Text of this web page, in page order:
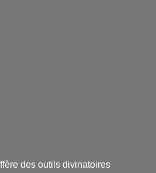
des outils divinatoires